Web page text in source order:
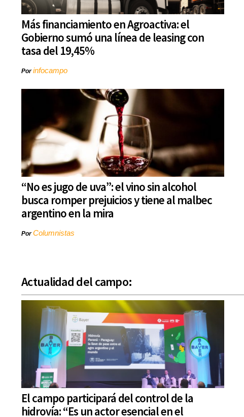
Más financiamiento en Agroactiva: el
Gobierno sumó una línea de leasing con
tasa del 19,45%
Porinfocampo
“No es jugo de uva”: el vino sin alcohol
busca romper prejuicios y tiene al malbec
argentino en la mira
PorColumnistas
Actualidad del campo:
El campo participará del control de la
hidrovía: “Es un actor esencial en el